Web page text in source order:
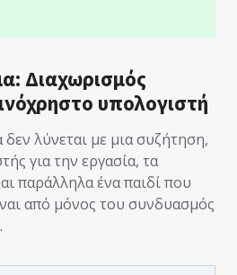
Διαχωρισμός
υπολογιστή
λύνεται με μια συζήτηση,
για την εργασία, τα
παράλληλα ένα παιδί που
από μόνος του συνδυασμός